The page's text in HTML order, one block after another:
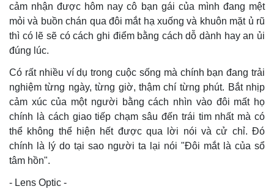
cảm nhận được hôm nay cô bạn gái của mình đang mệt
mỏi và buồn chán qua đôi mắt hạ xuống và khuôn mặt ủ rũ
thì có lẽ sẽ có cách ghi điểm bằng cách dỗ dành hay an ủi
đúng lúc.
Có rất nhiều ví dụ trong cuộc sống mà chính bạn đang trải
nghiệm từng ngày, từng giờ, thậm chí từng phút. Bắt nhịp
cảm xúc của một người bằng cách nhìn vào đôi mất họ
chính là cách giao tiếp chạm sâu đến trái tim nhất mà có
thể không thể hiện hết được qua lời nói và cử chỉ. Đó
chính là lý do tại sao người ta lại nói "Đôi mắt là của sổ
tâm hồn".
- Lens Optic -